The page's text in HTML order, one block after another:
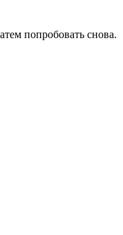
попробовать снова.